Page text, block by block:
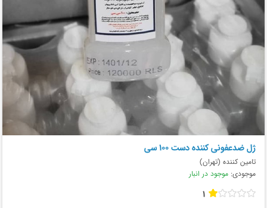
ژل ضدعفونی کننده دست ۱۰۰ سی
تامین کننده (تهران)
موجودی: موجود در انبار
1